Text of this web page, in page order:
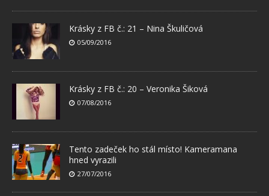
Krásky z FB č.: 21 – Nina Škuličová
05/09/2016
Krásky z FB č.: 20 – Veronika Šiková
07/08/2016
Tento zadeček ho stál místo! Kameramana
hned vyrazili
27/07/2016